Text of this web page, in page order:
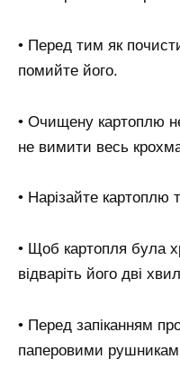
• Перед тим як
помийте його.
• Очищену картоплю
не вимити весь
• Нарізайте картоплю
• Щоб картопля була
відваріть його дві
• Перед запіканням
паперовими